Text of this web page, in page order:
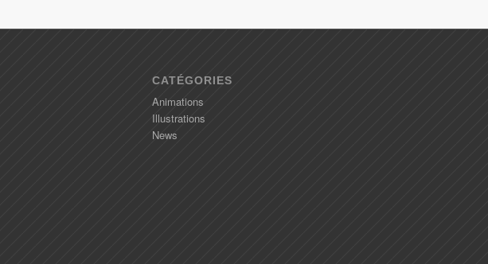
CATÉGORIES
Animations
Illustrations
News